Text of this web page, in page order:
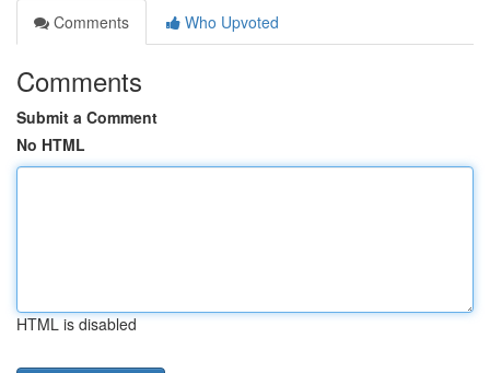
Comments
Who Upvoted
Comments
Submit a Comment
No HTML
HTML is disabled